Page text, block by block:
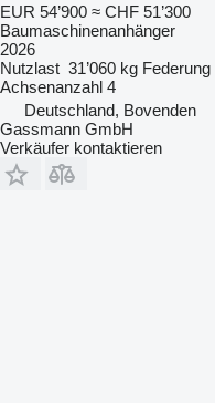
EUR 54’900 ≈ CHF 51’300
Baumaschinenanhänger
2026
Nutzlast 31’060 kg Federung
Achsenanzahl 4
Deutschland, Bovenden
Gassmann GmbH
Verkäufer kontaktieren